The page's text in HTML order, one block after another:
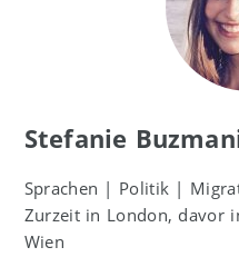
Stefanie
Sprachen | Politik |
Zurzeit in London, davor
Wien